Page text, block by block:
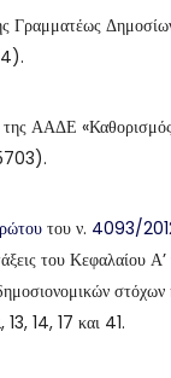
Γραμματέως
ΑΑΔΕ «Καθορισμός
του ν. 4093/
του Κεφαλαίου
13, 14, 17 και 41.